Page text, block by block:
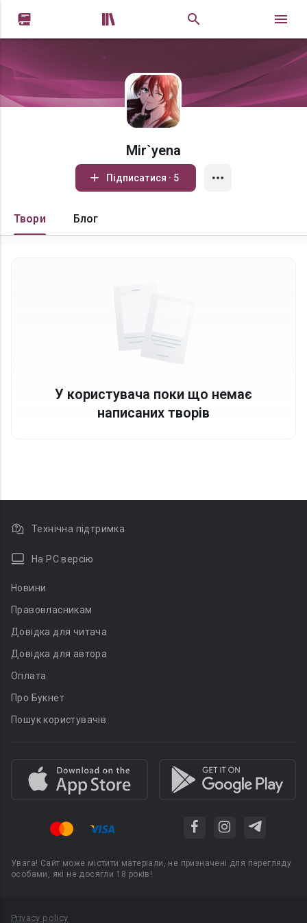
 
Mir`yena
Підписатися · 5
Твори Блог
У користувача поки що немає
написаних творів
Технічна підтримка
На PC версію
Новини
Правовласникам
Довідка для читача
Довідка для автора
Оплата
Про Букнет
Пошук користувачів
Увага! Сайт може містити матеріали, не призначені для перегляду
особами, які не досягли 18 років!
Privacy policy